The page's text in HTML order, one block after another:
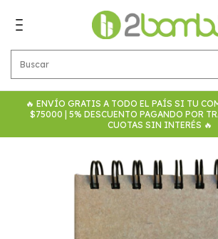
🔥 ENVÍO GRATIS A TODO EL PAÍS SI TU
$75000 | 5% DESCUENTO PAGANDO POR
CUOTAS SIN INTERÉS 🔥